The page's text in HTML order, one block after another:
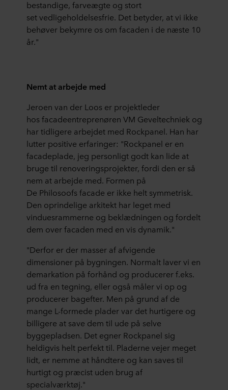
bestandige, farveægte og stort
set vedligeholdelsesfrie. Det betyder, at vi ikke
behøver bekymre os om facaden i de næste 10
år."
Nemt at arbejde med
Jeroen van der Loos er projektleder
hos facadeentreprenøren VM Geveltechniek og
har tidligere arbejdet med Rockpanel. Han har
lutter positive erfaringer: "Rockpanel er en
facadeplade, jeg personligt godt kan lide at
bruge til renoveringsprojekter, fordi den er så
nem at arbejde med. Formen på
De Philosoofs facade er ikke helt symmetrisk.
Den oprindelige arkitekt har leget med
vinduesrammerne og beklædningen og fordelt
dem over facaden med en vis dynamik."
"Derfor er der masser af afvigende
dimensioner på bygningen. Normalt laver vi en
demarkation på forhånd og producerer f.eks.
ud fra en tegning, eller også måler vi op og
producerer bagefter. Men på grund af de
mange L-formede plader var det hurtigere og
billigere at save dem til ude på selve
byggepladsen. Det egner Rockpanel sig
heldigvis helt perfekt til. Pladerne vejer meget
lidt, er nemme at håndtere og kan saves til
hurtigt og præcist uden brug af
specialværktøj."